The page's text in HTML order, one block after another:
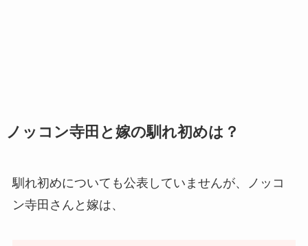
ノッコン寺田と嫁の馴れ初めは？
馴れ初めについても公表していませんが、ノッコ
ン寺田さんと嫁は、